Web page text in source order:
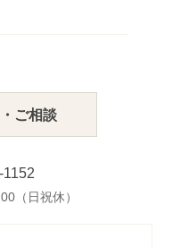
ご相談
（日祝休）